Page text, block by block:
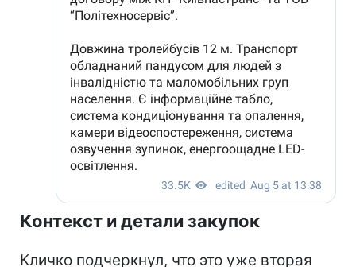
Контекст и детали закупок
Кличко подчеркнул, что это уже вторая